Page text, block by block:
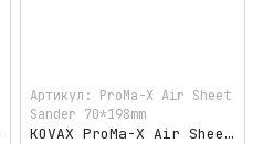
Артикул: ProMa-X Air Sheet
Sander 70*198mm
KOVAX ProMa-X Air Sheet Sander 70*198mm